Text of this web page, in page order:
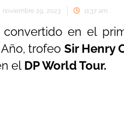
noviembre 29, 2023 11:37 am
en el
trofeo Sir Henry
el DP World Tour.